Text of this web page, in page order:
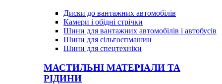
Диски до вантажних автомобілів
Камери і обідні стрічки
Шини для вантажних автомобілів і автобусів
Шини для сільгоспмашин
Шини для спецтехніки
МАСТИЛЬНІ МАТЕРІАЛИ ТА
РІДИНИ